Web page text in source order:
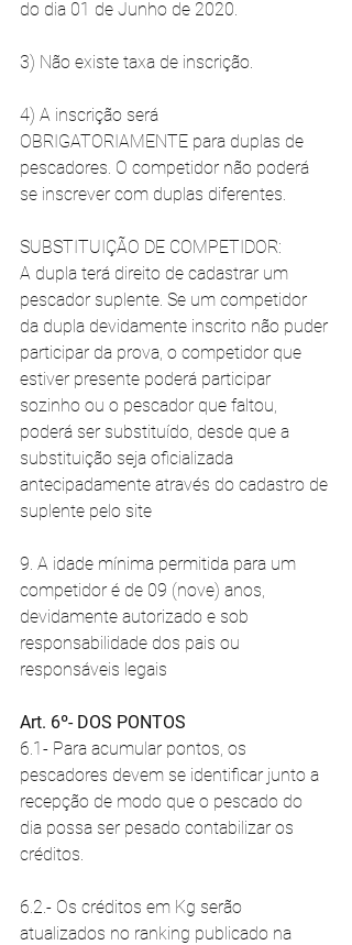
do dia 01 de Junho de 2020.
3) Não existe taxa de inscrição.
4) A inscrição será
OBRIGATORIAMENTE para duplas de
pescadores. O competidor não poderá
se inscrever com duplas diferentes.
SUBSTITUIÇÃO DE COMPETIDOR:
A dupla terá direito de cadastrar um
pescador suplente. Se um competidor
da dupla devidamente inscrito não puder
participar da prova, o competidor que
estiver presente poderá participar
sozinho ou o pescador que faltou,
poderá ser substituído, desde que a
substituição seja oficializada
antecipadamente através do cadastro de
suplente pelo site
9. A idade mínima permitida para um
competidor é de 09 (nove) anos,
devidamente autorizado e sob
responsabilidade dos pais ou
responsáveis legais
Art. 6º- DOS PONTOS
6.1- Para acumular pontos, os
pescadores devem se identificar junto a
recepção de modo que o pescado do
dia possa ser pesado contabilizar os
créditos.
6.2.- Os créditos em Kg serão
atualizados no ranking publicado na